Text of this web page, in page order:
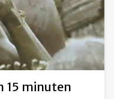
15 minuten